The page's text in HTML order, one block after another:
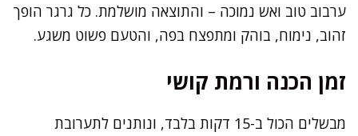
ערבוב טוב ואש נמוכה – והתוצאה מושלמת. כל גרגר הופך
זהוב, נימוח, בוהק ומתפצח בפה, והטעם פשוט משגע.
זמן הכנה ורמת קושי
מבשלים הכול ב-15 דקות בלבד, ונותנים לתערובת